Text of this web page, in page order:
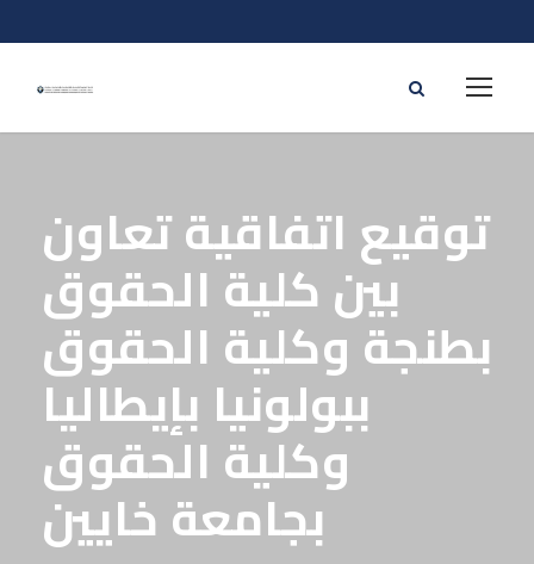
توقيع اتفاقية تعاون
بين كلية الحقوق
بطنجة وكلية الحقوق
ببولونيا بإيطاليا
وكلية الحقوق
بجامعة خايين